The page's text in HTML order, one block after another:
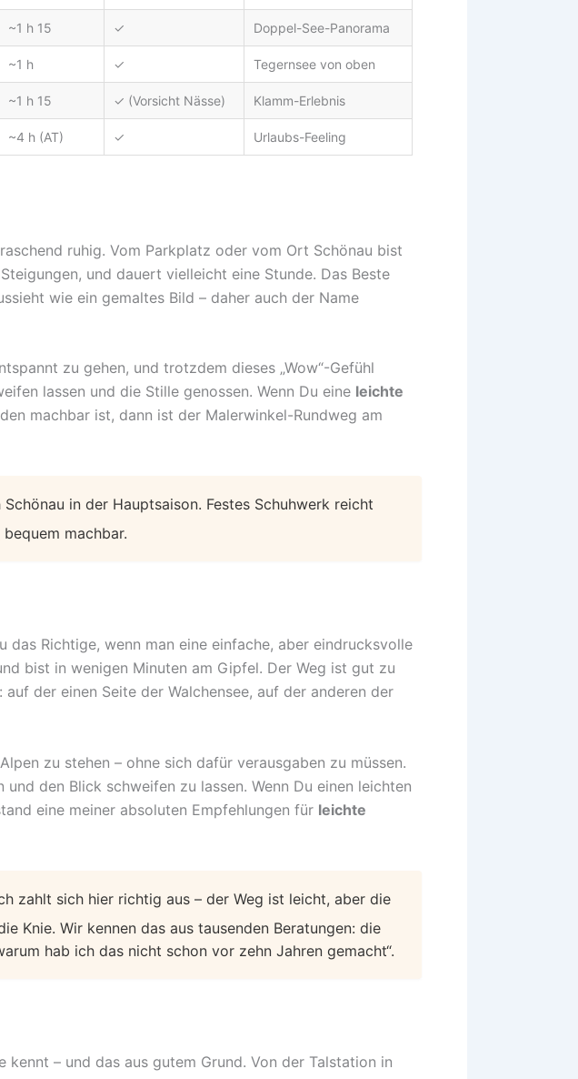
~1 h 15 ✓ Doppel-See-Panorama
~1 h ✓ Tegernsee von oben
~1 h 15 ✓ (Vorsicht Nässe) Klamm-Erlebnis
~4 h (AT) ✓ Urlaubs-Feeling
ruhig. Vom Parkplatz oder vom Ort Schönau bist
und dauert vielleicht eine Stunde. Das Beste
wie ein gemaltes Bild – daher auch der Name
zu gehen, und trotzdem dieses „Wow“-Gefühl
lassen und die Stille genossen. Wenn Du eine leichte
machbar ist, dann ist der Malerwinkel-Rundweg am
in der Hauptsaison. Festes Schuhwerk reicht
bequem machbar.
Richtige, wenn man eine einfache, aber eindrucksvolle
bist in wenigen Minuten am Gipfel. Der Weg ist gut zu
der einen Seite der Walchensee, auf der anderen der
zu stehen – ohne sich dafür verausgaben zu müssen.
den Blick schweifen zu lassen. Wenn Du einen leichten
eine meiner absoluten Empfehlungen für leichte
zahlt sich hier richtig aus – der Weg ist leicht, aber die
Knie. Wir kennen das aus tausenden Beratungen: die
hab ich das nicht schon vor zehn Jahren gemacht“.
– und das aus gutem Grund. Von der Talstation in